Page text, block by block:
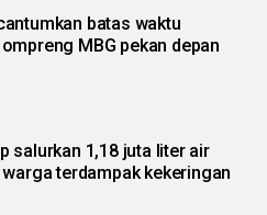
batas waktu
MBG pekan depan
salurkan 1,18 juta liter air
terdampak kekeringan